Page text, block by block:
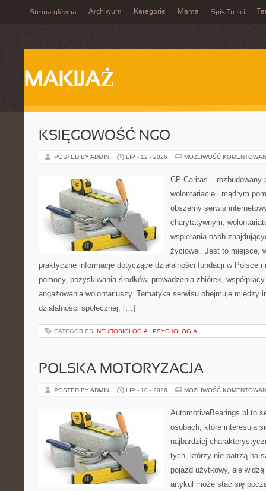
Strona główna Archiwum Kategorie Mama Spis Treści
MAKIJAŻ
KSIĘGOWOŚĆ NGO
POSTED BY ADMIN LIP - 12 - 2026 MOŻLIWOŚĆ
CP Caritas – rozbudowany
wolontariacie i mądrym
obszerny serwis
charytatywnym,
wspierania osób
życiowej. Jest to miejsce,
praktyczne informacje dotyczące działalności fundacji w Polsce i
pomocy, pozyskiwania środków, prowadzenia zbiórek,
angażowania wolontariuszy. Tematyka serwisu obejmuje między
działalności społecznej, […]
CATEGORIES: NEUROBIOLOGIA I PSYCHOLOGIA
POLSKA MOTORYZACJA
POSTED BY ADMIN LIP - 10 - 2026 MOŻLIWOŚĆ
AutomotiveBearings.pl to
osobach, które interesują
najbardziej
tych, którzy nie patrzą na
pojazd użytkowy, ale
artykuł może stać się